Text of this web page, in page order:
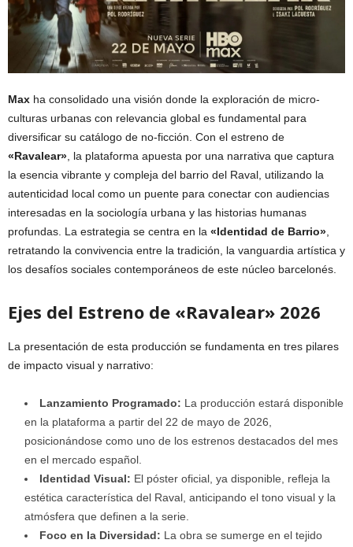
Max ha consolidado una visión donde la exploración de micro-
culturas urbanas con relevancia global es fundamental para
diversificar su catálogo de no-ficción. Con el estreno de
«Ravalear» , la plataforma apuesta por una narrativa que captura
la esencia vibrante y compleja del barrio del Raval, utilizando la
autenticidad local como un puente para conectar con audiencias
interesadas en la sociología urbana y las historias humanas
profundas. La estrategia se centra en la «Identidad de Barrio»
retratando la convivencia entre la tradición, la vanguardia artística y
los desafíos sociales contemporáneos de este núcleo barcelonés.
Ejes del Estreno de «Ravalear» 2026
La presentación de esta producción se fundamenta en tres pilares
de impacto visual y narrativo:
Lanzamiento Programado: La producción estará disponible
en la plataforma a partir del 22 de mayo de 2026,
posicionándose como uno de los estrenos destacados del mes
en el mercado español.
Identidad Visual: El póster oficial, ya disponible, refleja la
estética característica del Raval, anticipando el tono visual y la
atmósfera que definen a la serie.
Foco en la Diversidad: La obra se sumerge en el tejido